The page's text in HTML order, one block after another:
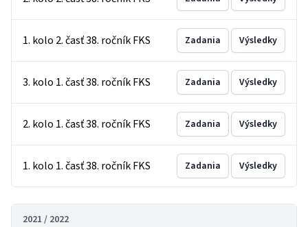
1. kolo 2. časť 38. ročník FKS Zadania Výsledky
3. kolo 1. časť 38. ročník FKS Zadania Výsledky
2. kolo 1. časť 38. ročník FKS Zadania Výsledky
1. kolo 1. časť 38. ročník FKS Zadania Výsledky
2021 / 2022